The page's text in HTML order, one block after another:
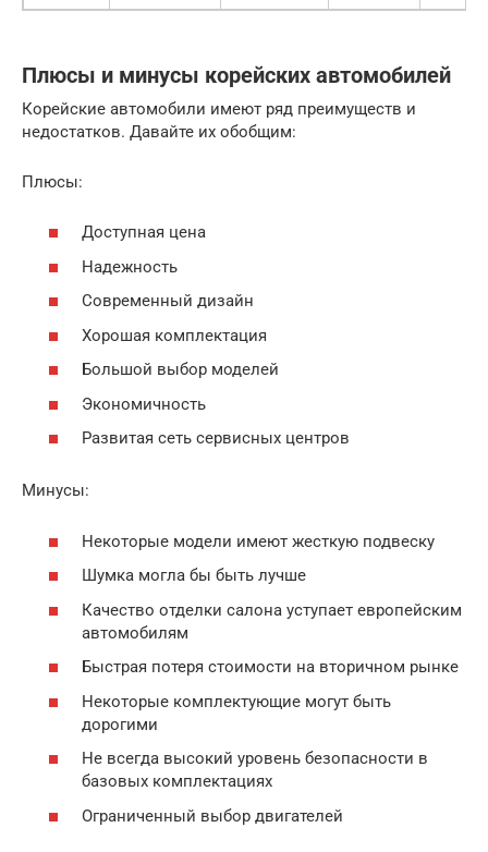
Плюсы и минусы корейских автомобилей
Корейские автомобили имеют ряд преимуществ и
недостатков. Давайте их обобщим:
Плюсы:
Доступная цена
Надежность
Современный дизайн
Хорошая комплектация
Большой выбор моделей
Экономичность
Развитая сеть сервисных центров
Минусы:
Некоторые модели имеют жесткую подвеску
Шумка могла бы быть лучше
Качество отделки салона уступает европейским
автомобилям
Быстрая потеря стоимости на вторичном рынке
Некоторые комплектующие могут быть
дорогими
Не всегда высокий уровень безопасности в
базовых комплектациях
Ограниченный выбор двигателей